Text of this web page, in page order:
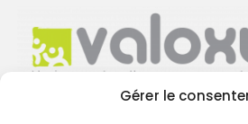
Gérer le